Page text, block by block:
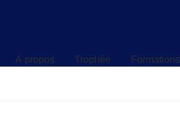
À propos Trophée Formations